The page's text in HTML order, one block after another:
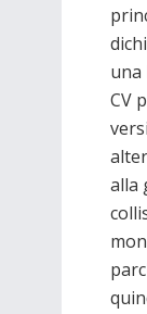
una
CV
alla